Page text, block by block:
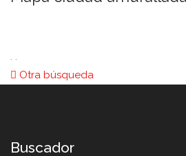
. .
Otra búsqueda
Buscador